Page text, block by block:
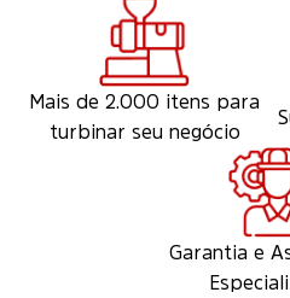
Mais de 2.000 itens para
turbinar seu negócio
Garantia e